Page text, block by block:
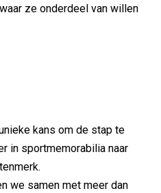
ze onderdeel van willen
kans om de stap te
in sportmemorabilia naar
we samen met meer dan